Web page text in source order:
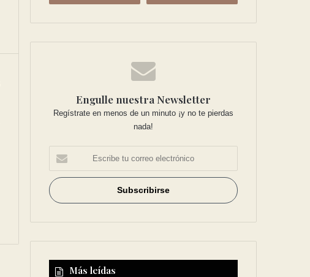
Engulle nuestra Newsletter
Regístrate en menos de un minuto ¡y no te pierdas
nada!
Más leídas